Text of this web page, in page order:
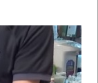
、全身麻痺
っていた」